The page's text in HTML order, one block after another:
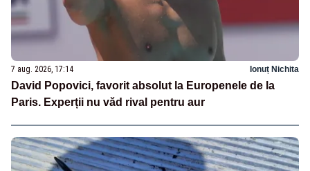
7 aug. 2026, 17:14 Ionuț Nichita
David Popovici, favorit absolut la Europenele de la
Paris. Experții nu văd rival pentru aur